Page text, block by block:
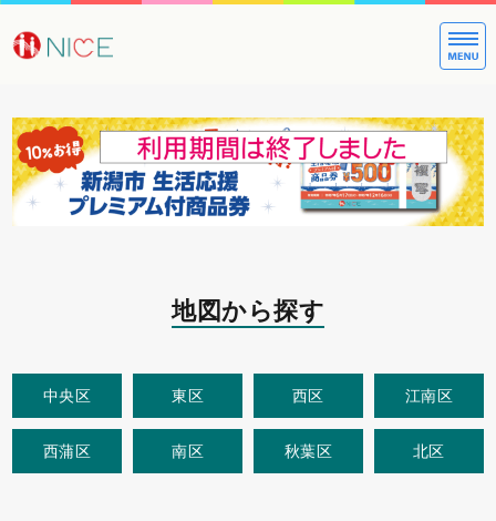
大切な方へ
地図から探す
中央区 東区 西区 江南区
西蒲区 南区 秋葉区 北区